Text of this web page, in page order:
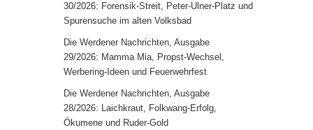
30/2026: Forensik-Streit, Peter-Ulner-Platz und
Spurensuche im alten Volksbad
Die Werdener Nachrichten, Ausgabe
29/2026: Mamma Mia, Propst-Wechsel,
Werbering-Ideen und Feuerwehrfest
Die Werdener Nachrichten, Ausgabe
28/2026: Laichkraut, Folkwang-Erfolg,
Ökumene und Ruder-Gold